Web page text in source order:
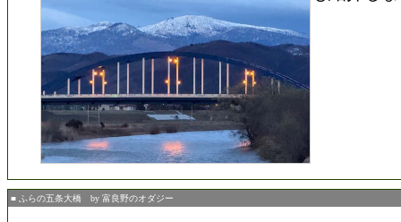
■ ふらの五条大橋 by 富良野のオダジー